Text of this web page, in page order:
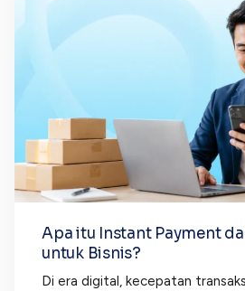
Apa itu Instant Payment
untuk Bisnis?
Di era digital, kecepatan